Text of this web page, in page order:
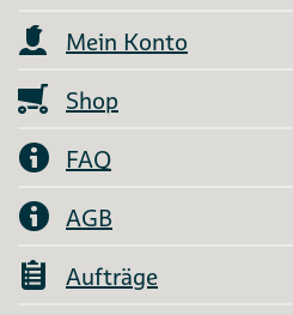
Mein Konto
Shop
FAQ
AGB
Aufträge